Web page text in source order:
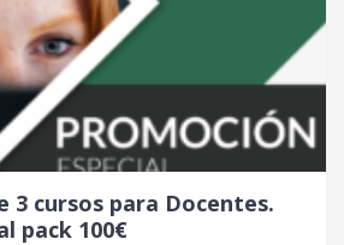
a
l
e
s
:
8
0
3 cursos para Docentes.
pack 100€